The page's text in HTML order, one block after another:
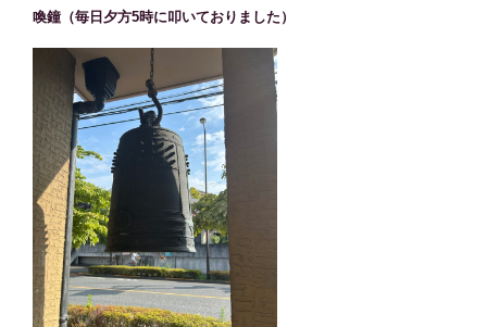
喚鐘（毎日夕方5時に叩いておりました）